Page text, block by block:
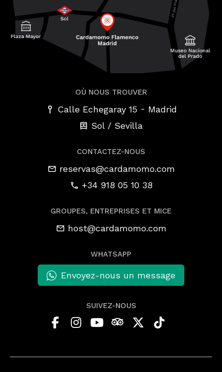
OÙ NOUS TROUVER
Calle Echegaray 15 - Madrid
Sol / Sevilla
CONTACTEZ-NOUS
reservas@cardamomo.com
+34 918 05 10 38
GROUPES, ENTREPRISES ET MICE
host@cardamomo.com
WHATSAPP
Envoyez-nous un message
SUIVEZ-NOUS